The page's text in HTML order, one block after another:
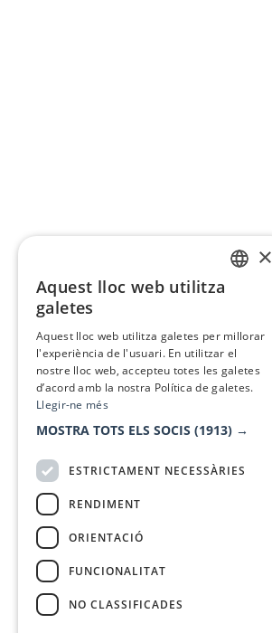
×
Aquest lloc web utilitza
galetes
Aquest lloc web utilitza galetes per millorar
l'experiència de l'usuari. En utilitzar el
nostre lloc web, accepteu totes les galetes
d’acord amb la nostra Política de galetes.
Llegir-ne més
MOSTRA TOTS ELS SOCIS (1913) →
ESTRICTAMENT NECESSÀRIES
RENDIMENT
ORIENTACIÓ
FUNCIONALITAT
NO CLASSIFICADES